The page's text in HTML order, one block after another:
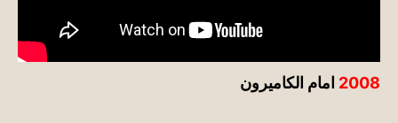
2008 امام الكاميرون